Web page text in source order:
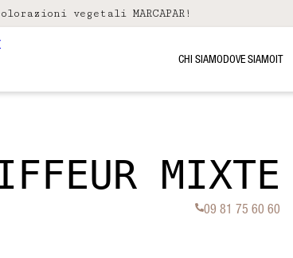
vegetali MARCAPAR!
CHI SIAMO DOVE SIAMO
MIXTE
09 81 75 60 60